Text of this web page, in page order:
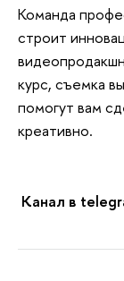
Команда
строит
курс, съемка
помогут вам
креативно.
Канал в